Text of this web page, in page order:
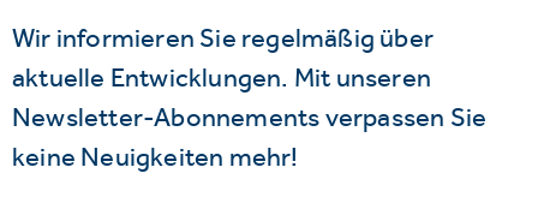
Wir informieren Sie regelmäßig über
aktuelle Entwicklungen. Mit unseren
Newsletter-Abonnements verpassen Sie
keine Neuigkeiten mehr!